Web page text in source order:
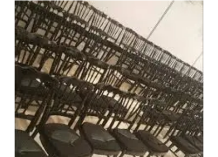
98955060
|
البيت
النوبي
مغلقة